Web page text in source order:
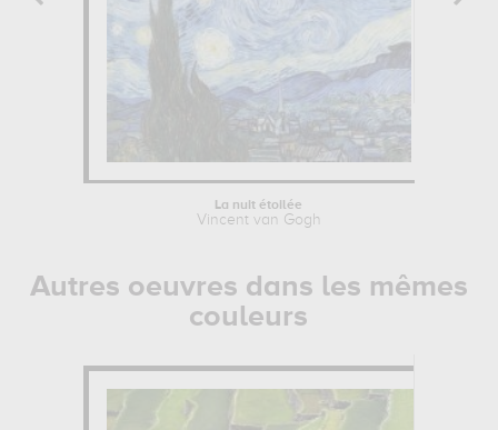
La nuit étoilée
Vincent van Gogh
Autres oeuvres dans les mêmes
couleurs